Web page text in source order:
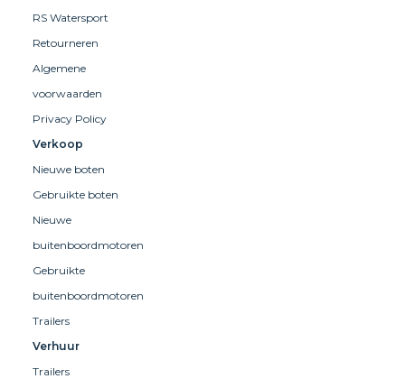
RS Watersport
Retourneren
Algemene
voorwaarden
Privacy Policy
Verkoop
Nieuwe boten
Gebruikte boten
Nieuwe
buitenboordmotoren
Gebruikte
buitenboordmotoren
Trailers
Verhuur
Trailers